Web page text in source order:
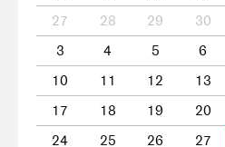
27
28 29 30
3
4 5 6
10
11 12 13
17
18 19 20
24
25 26 27